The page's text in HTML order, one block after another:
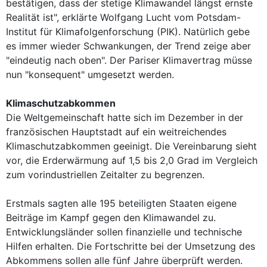
bestätigen, dass der stetige Klimawandel längst ernste
Realität ist", erklärte Wolfgang Lucht vom Potsdam-
Institut für Klimafolgenforschung (PIK). Natürlich gebe
es immer wieder Schwankungen, der Trend zeige aber
"eindeutig nach oben". Der Pariser Klimavertrag müsse
nun "konsequent" umgesetzt werden.
Klimaschutzabkommen
Die Weltgemeinschaft hatte sich im Dezember in der
französischen Hauptstadt auf ein weitreichendes
Klimaschutzabkommen geeinigt. Die Vereinbarung sieht
vor, die Erderwärmung auf 1,5 bis 2,0 Grad im Vergleich
zum vorindustriellen Zeitalter zu begrenzen.
Erstmals sagten alle 195 beteiligten Staaten eigene
Beiträge im Kampf gegen den Klimawandel zu.
Entwicklungsländer sollen finanzielle und technische
Hilfen erhalten. Die Fortschritte bei der Umsetzung des
Abkommens sollen alle fünf Jahre überprüft werden.